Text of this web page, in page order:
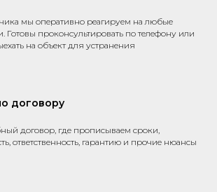
мы оперативно реагируем на любые
Готовы проконсультировать по телефону или
на объект для устранения
договору
договор, где прописываем сроки,
ответственность, гарантию и прочие нюансы